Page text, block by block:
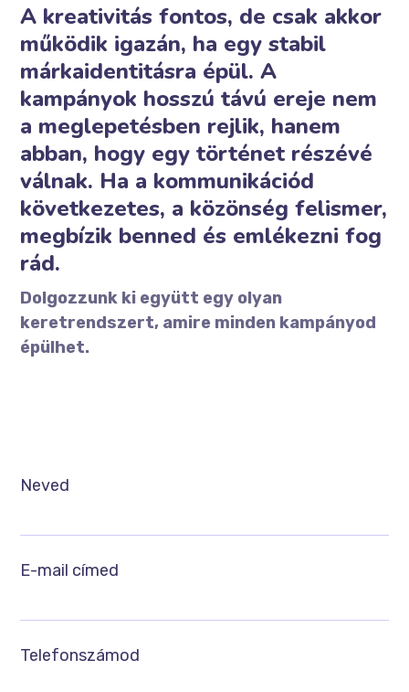
A kreativitás fontos, de csak akkor
működik igazán, ha egy stabil
márkaidentitásra épül. A
kampányok hosszú távú ereje nem
a meglepetésben rejlik, hanem
abban, hogy egy történet részévé
válnak. Ha a kommunikációd
következetes, a közönség felismer,
megbízik benned és emlékezni fog
rád.
Dolgozzunk ki együtt egy olyan
keretrendszert, amire minden kampányod
épülhet.
Neved
E-mail címed
Telefonszámod